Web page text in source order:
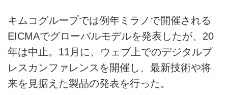
キムコグループでは例年ミラノで開催される
EICMAでグローバルモデルを発表したが、20
年は中止。11月に、ウェブ上でのデジタルプ
レスカンファレンスを開催し、最新技術や将
来を見据えた製品の発表を行った。